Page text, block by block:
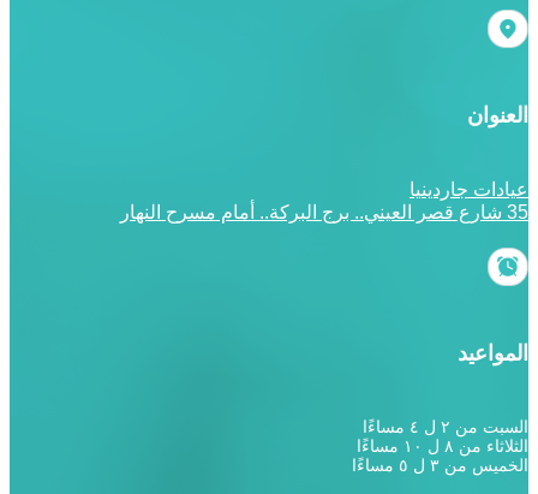
العنوان
عيادات جاردينيا
35 شارع قصر العيني.. برج البركة.. أمام مسرح النهار
المواعيد
السبت من ٢ ل ٤ مساءًا
الثلاثاء من ٨ ل ١٠ مساءًا
الخميس من ٣ ل ٥ مساءًا